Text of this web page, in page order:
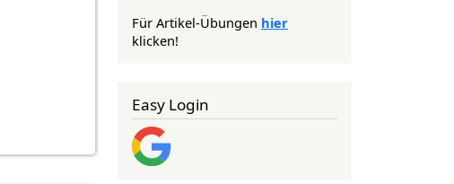
Für Artikel-Übungen hier
klicken!
Easy Login